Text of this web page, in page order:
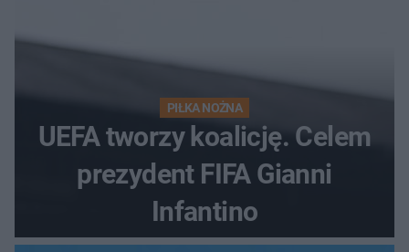
PIŁKA NOŻNA
UEFA tworzy koalicję. Celem
prezydent FIFA Gianni
Infantino